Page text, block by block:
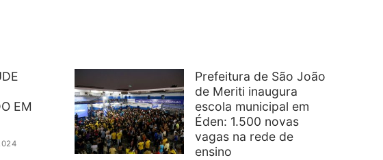
EM
Prefeitura de São João
de Meriti inaugura
escola municipal em
Éden: 1.500 novas
vagas na rede de
ensino